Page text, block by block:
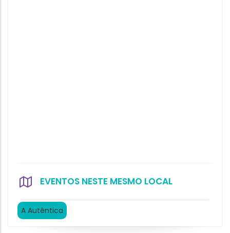
EVENTOS NESTE MESMO LOCAL
A Autêntica